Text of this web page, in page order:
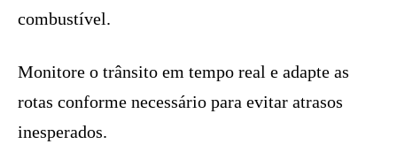
combustível.
Monitore o trânsito em tempo real e adapte as
rotas conforme necessário para evitar atrasos
inesperados.